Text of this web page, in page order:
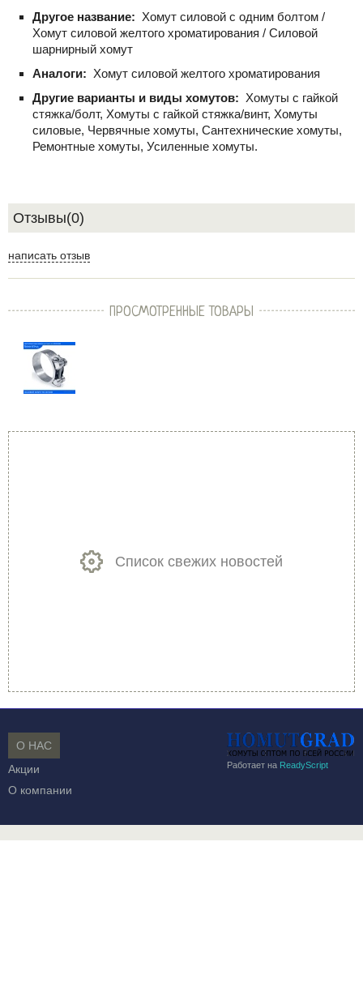
Другое название: Хомут силовой с одним болтом /
Хомут силовой желтого хроматирования / Силовой
шарнирный хомут
Аналоги: Хомут силовой желтого хроматирования
Другие варианты и виды хомутов: Хомуты с гайкой
стяжка/болт, Хомуты с гайкой стяжка/винт, Хомуты
силовые, Червячные хомуты, Сантехнические хомуты,
Ремонтные хомуты, Усиленные хомуты.
Отзывы(0)
написать отзыв
ПРОСМОТРЕННЫЕ ТОВАРЫ
Список свежих новостей
Работает на ReadyScript
О НАС
Акции
О компании